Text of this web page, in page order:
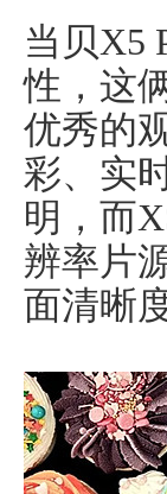
当贝X5
性，这
优秀的
彩、实
明，而
辨率片
面清晰